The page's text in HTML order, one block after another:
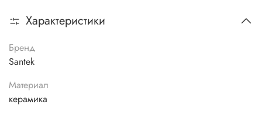
Характеристики
Бренд
Santek
Материал
керамика